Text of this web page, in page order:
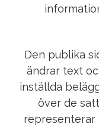
Den publika
ändrar text
inställda
över de
representerar